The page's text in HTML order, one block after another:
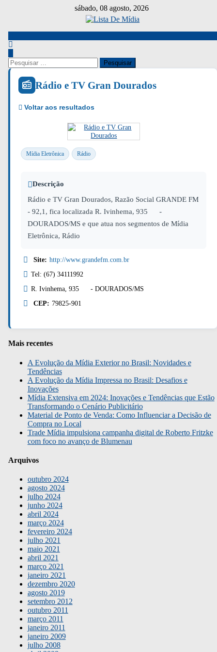
sábado, 08 agosto, 2026
Pesquisar
por:
Rádio e TV Gran Dourados
Mídia Eletrônica Rádio
Descrição
Rádio e TV Gran Dourados, Razão Social GRANDE FM
- 92,1, fica localizada R. Ivinhema, 935 -
DOURADOS/MS e que atua nos segmentos de Mídia
Eletrônica, Rádio
Site: http://www.grandefm.com.br
Tel: (67) 34111992
R. Ivinhema, 935 - DOURADOS/MS
CEP: 79825-901
Mais recentes
A Evolução da Mídia Exterior no Brasil: Novidades e
Tendências
A Evolução da Mídia Impressa no Brasil: Desafios e
Inovações
Mídia Extensiva em 2024: Inovações e Tendências que Estão
Transformando o Cenário Publicitário
Material de Ponto de Venda: Como Influenciar a Decisão de
Compra no Local
Trade Mídia impulsiona campanha digital de Roberto Fritzke
com foco no avanço de Blumenau
Arquivos
outubro 2024
agosto 2024
julho 2024
junho 2024
abril 2024
março 2024
fevereiro 2024
julho 2021
maio 2021
abril 2021
março 2021
janeiro 2021
dezembro 2020
agosto 2019
setembro 2012
outubro 2011
março 2011
janeiro 2011
janeiro 2009
julho 2008